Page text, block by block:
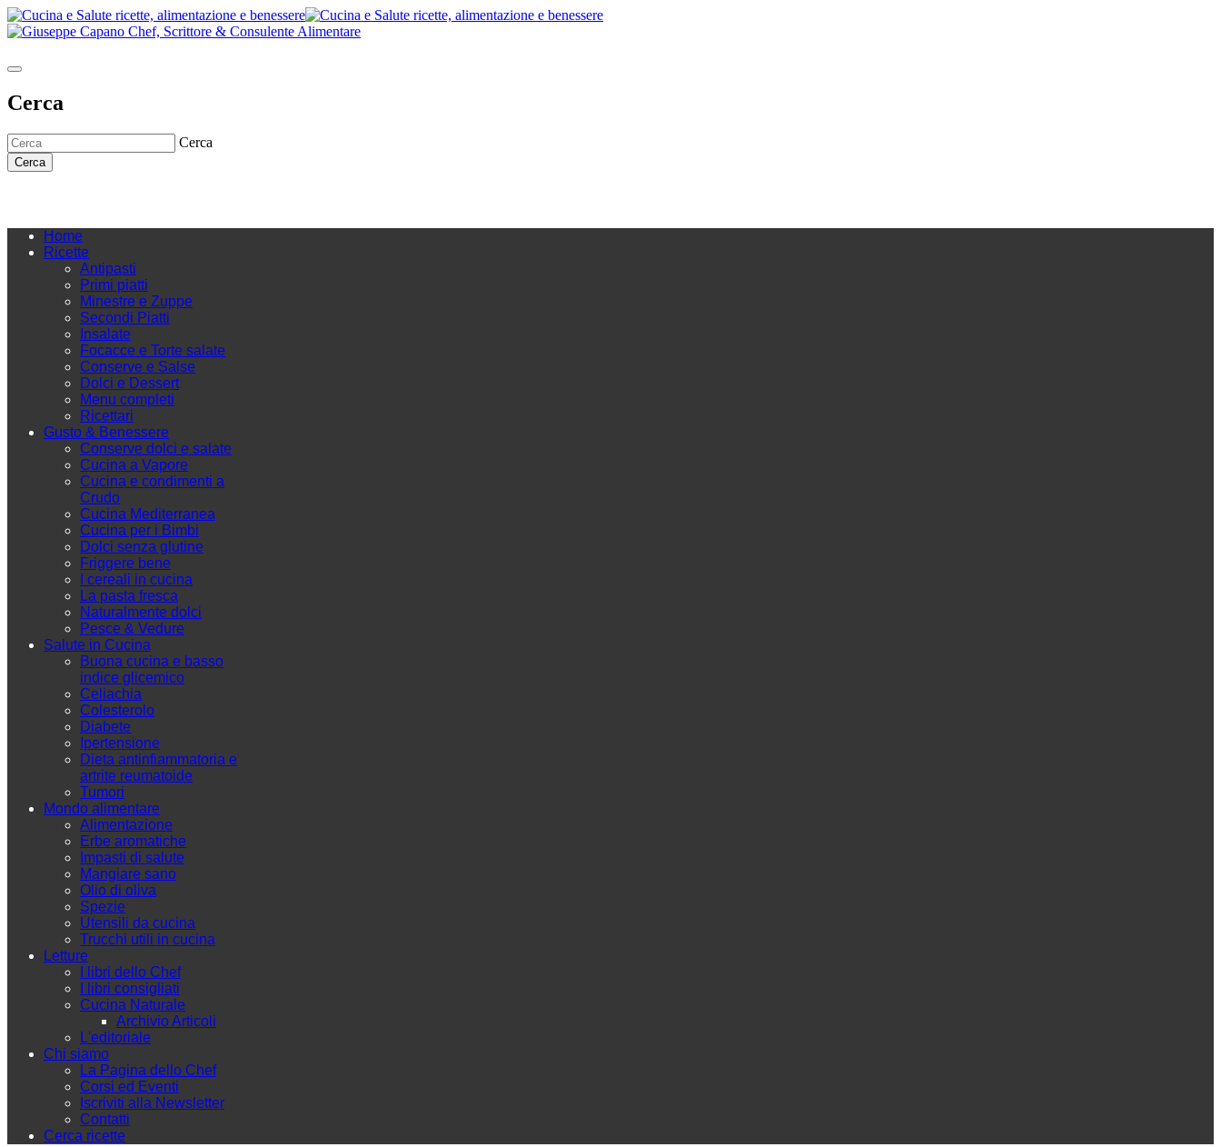
Cerca
Cerca
Cerca
Home
Ricette
Antipasti
Primi piatti
Minestre e Zuppe
Secondi Piatti
Insalate
Focacce e Torte salate
Conserve e Salse
Dolci e Dessert
Menu completi
Ricettari
Gusto & Benessere
Conserve dolci e salate
Cucina a Vapore
Cucina e condimenti a
Crudo
Cucina Mediterranea
Cucina per i Bimbi
Dolci senza glutine
Friggere bene
I cereali in cucina
La pasta fresca
Naturalmente dolci
Pesce & Vedure
Salute in Cucina
Buona cucina e basso
indice glicemico
Celiachia
Colesterolo
Diabete
Ipertensione
Dieta antinfiammatoria e
artrite reumatoide
Tumori
Mondo alimentare
Alimentazione
Erbe aromatiche
Impasti di salute
Mangiare sano
Olio di oliva
Spezie
Utensili da cucina
Trucchi utili in cucina
Letture
I libri dello Chef
I libri consigliati
Cucina Naturale
Archivio Articoli
L'editoriale
Chi siamo
La Pagina dello Chef
Corsi ed Eventi
Iscriviti alla Newsletter
Contatti
Cerca ricette